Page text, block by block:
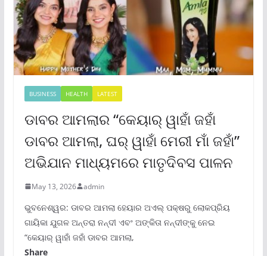
BUSINESS HEALTH LATEST
ଡାବର ଆମଲାର “କେୟାର୍ ୱାହାଁ ଜହାଁ
ଡାବର ଆମଲା, ଘର୍ ୱାହାଁ ମେରୀ ମାଁ ଜହାଁ”
ଅଭିଯାନ ମାଧ୍ୟମରେ ମାତୃଦିବସ ପାଳନ
May 13, 2026 admin
ଭୁବନେଶ୍ୱର: ଡାବର ଆମଲା ହେୟାର ଅଏଲ୍ ପକ୍ଷରୁ ଲୋକପ୍ରିୟ
ଗାୟିକା ଯୁଗଳ ଅନ୍ତରା ନନ୍ଦୀ ଏବଂ ଅଙ୍କିତା ନନ୍ଦୀଙ୍କୁ ନେଇ
“କେୟାର୍ ୱାହାଁ ଜହାଁ ଡାବର ଆମଲା,
Share